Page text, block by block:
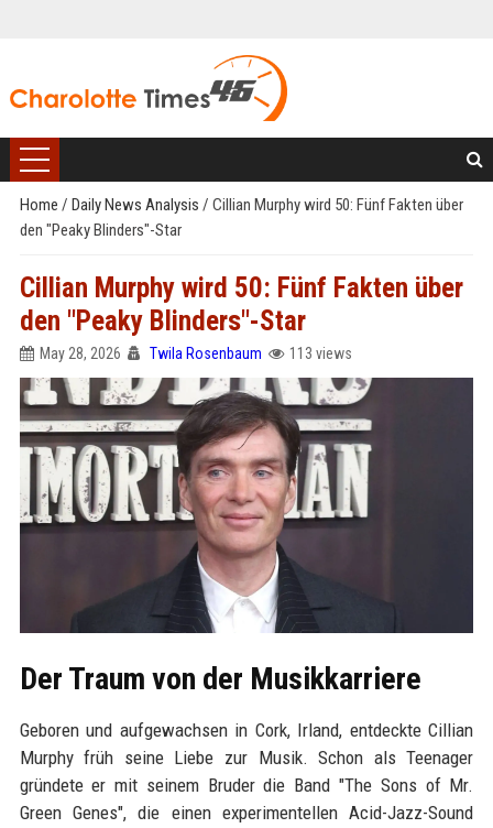
Home / Daily News Analysis / Cillian Murphy wird 50: Fünf Fakten über
den "Peaky Blinders"-Star
Cillian Murphy wird 50: Fünf Fakten über
den "Peaky Blinders"-Star
May 28, 2026 Twila Rosenbaum 113 views
Der Traum von der Musikkarriere
Geboren und aufgewachsen in Cork, Irland, entdeckte Cillian
Murphy früh seine Liebe zur Musik. Schon als Teenager
gründete er mit seinem Bruder die Band "The Sons of Mr.
Green Genes", die einen experimentellen Acid-Jazz-Sound